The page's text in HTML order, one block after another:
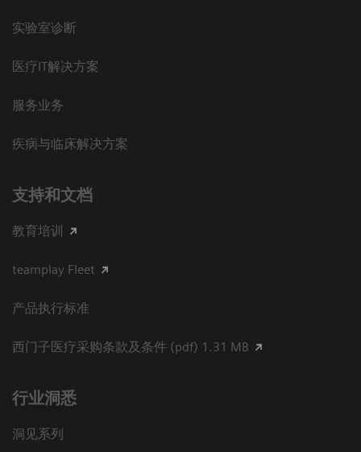
实验室诊断
医疗IT解决方案
服务业务
疾病与临床解决方案
支持和文档
教育培训
teamplay Fleet
产品执行标准
西门子医疗采购条款及条件 (pdf) 1.31 MB
行业洞悉
洞见系列